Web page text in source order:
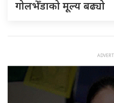
गोलभेँडाको मूल्य बढ्यो